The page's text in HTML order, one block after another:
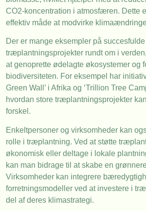
CO2-koncentration i atmosfæren. Dette
effektiv måde at modvirke
Der er mange eksempler på succesfulde
træplantningsprojekter rundt om i
at genoprette ødelagte økosystemer og
biodiversiteten. For eksempel har
Green Wall’ i Afrika og ‘Trillion Tree
hvordan store træplantningsprojekter
forskel.
Enkeltpersoner og virksomheder kan
rolle i træplantning. Ved at støtte
økonomisk eller deltage i lokale
kan man bidrage til at skabe en
Virksomheder kan integrere
forretningsmodeller ved at investere i
del af deres klimastrategi.